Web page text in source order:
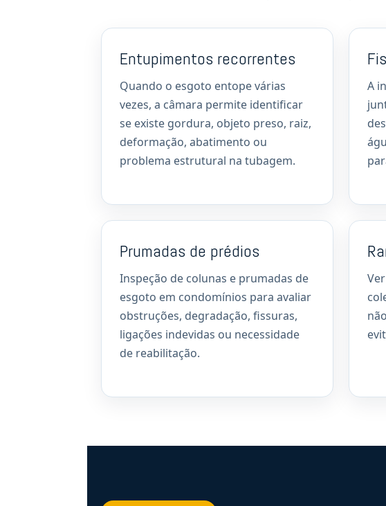
Entupimentos recorrentes
Quando o esgoto entope várias
vezes, a câmara permite identificar
se existe gordura, objeto preso, raiz,
deformação, abatimento ou
problema estrutural na tubagem.
A
Prumadas de prédios
Inspeção de colunas e prumadas de
esgoto em condomínios para avaliar
obstruções, degradação, fissuras,
ligações indevidas ou necessidade
de reabilitação.